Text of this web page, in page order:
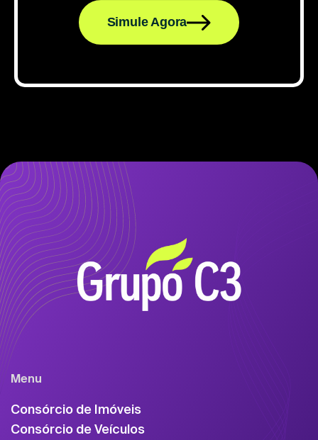
Simule Agora
Menu
Consórcio de Imóveis
Consórcio de Veículos